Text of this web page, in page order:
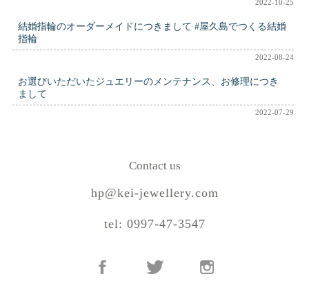
2022-10-25
結婚指輪のオーダーメイドにつきまして #屋久島でつくる結婚
指輪
2022-08-24
お選びいただいたジュエリーのメンテナンス、お修理につき
まして
2022-07-29
Contact us
hp@kei-jewellery.com
tel: 0997-47-3547